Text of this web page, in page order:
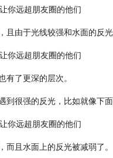
且由于光线较强和水面的反
有了更深的层次。
到很强的反光，比如就像下
而且水面上的反光被减弱了。